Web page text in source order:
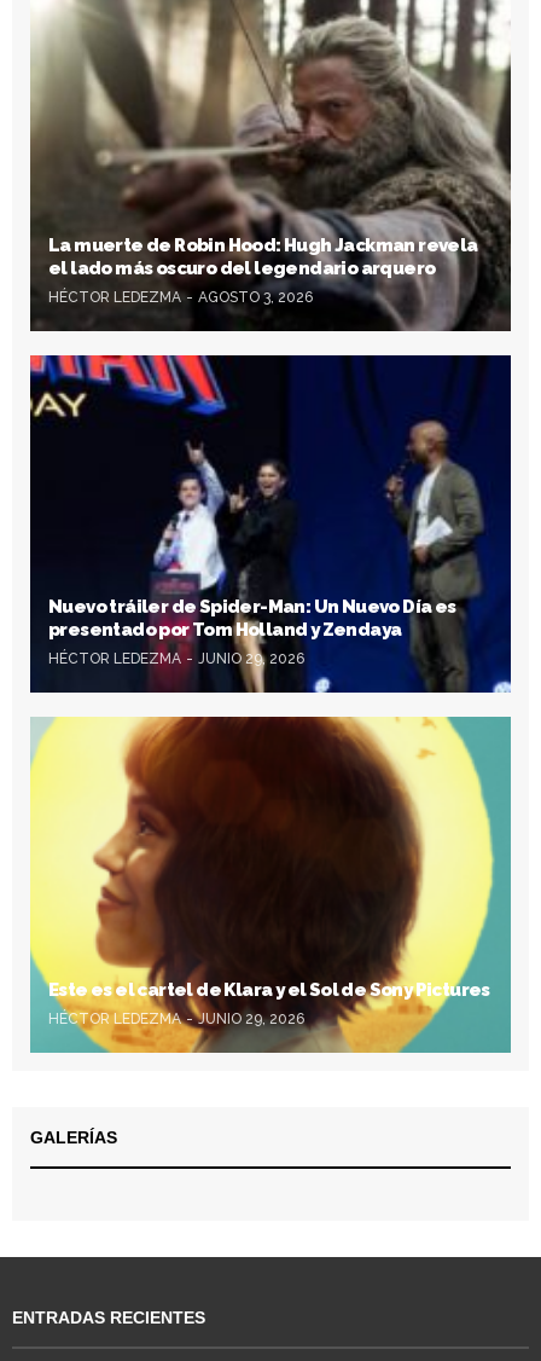
La muerte de Robin Hood: Hugh Jackman revela
el lado más oscuro del legendario arquero
HÉCTOR LEDEZMA AGOSTO 3, 2026
Nuevo tráiler de Spider-Man: Un Nuevo Día es
presentado por Tom Holland y Zendaya
HÉCTOR LEDEZMA JUNIO 29, 2026
Este es el cartel de Klara y el Sol de Sony Pictures
HÉCTOR LEDEZMA JUNIO 29, 2026
GALERÍAS
ENTRADAS RECIENTES